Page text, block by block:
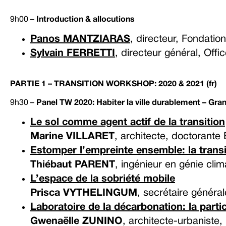
9h00 – Introduction & allocutions
Panos MANTZIARAS, directeur,
Sylvain FERRETTI , directeur général,
PARTIE 1 – TRANSITION WORKSHOP: 2020 & 2021 (fr)
9h30 – Panel TW 2020: Habiter la ville durablement –
Le sol comme agent actif de la transition
Marine VILLARET, architecte, doctorante
Estomper l’empreinte ensemble: la
Thiébaut PARENT, ingénieur en génie
L’espace de la sobriété mobile
Prisca VYTHELINGUM , secrétaire
Laboratoire de la décarbonation: la
Gwenaëlle ZUNINO, architecte-urbaniste,